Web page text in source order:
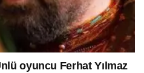
oyuncu Ferhat Yılmaz